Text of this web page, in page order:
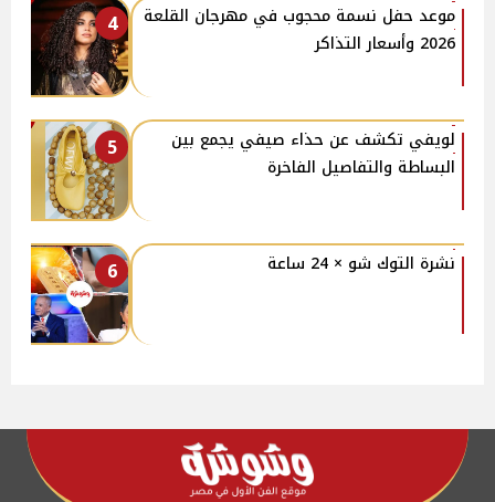
4
موعد حفل نسمة محجوب في مهرجان القلعة
2026 وأسعار التذاكر
5
لويفي تكشف عن حذاء صيفي يجمع بين
البساطة والتفاصيل الفاخرة
6 نشرة التوك شو × 24 ساعة